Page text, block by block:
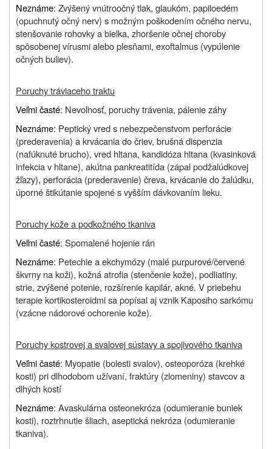
Neznáme: Zvýšený vnútroočný tlak, glaukóm, papiloedém
(opuchnutý očný nerv) s možným poškodením očného nervu,
stenšovanie rohovky a bielka, zhoršenie očnej choroby
spôsobenej vírusmi alebo plesňami, exoftalmus (vypúlenie
očných buliev).
Poruchy tráviaceho traktu
Veľmi časté: Nevoľnosť, poruchy trávenia, pálenie záhy
Neznáme: Peptický vred s nebezpečenstvom perforácie
(prederavenia) a krvácania do čriev, brušná dispenzia
(nafúknuté brucho), vred hltana, kandidóza hltana (kvasinková
infekcia v hltane), akútna pankreatitída (zápal podžalúdkovej
žľazy), perforácia (prederavenie) čreva, krvácanie do žalúdku,
úporné štikútanie spojené s vyšším dávkovaním lieku.
Poruchy kože a podkožného tkaniva
Veľmi časté: Spomalené hojenie rán
Neznáme: Petechie a ekchymózy (malé purpurové/červené
škvrny na koži), kožná atrofia (stenčenie kože), podliatiny,
strie, zvýšené potenie, rozšírenie kapilár, akné. V priebehu
terapie kortikosteroidmi sa popísal aj vznik Kaposiho sarkómu
(vzácne nádorové ochorenie kože).
Poruchy kostrovej a svalovej sústavy a spojivového tkaniva
Veľmi časté: Myopatie (bolesti svalov), osteoporóza (krehké
kosti) pri dlhodobom užívaní, fraktúry (zlomeniny) stavcov a
dlhých kostí
Neznáme: Avaskulárna osteonekróza (odumieranie buniek
kosti), roztrhnutie šliach, aseptická nekróza (odumieranie
tkaniva).